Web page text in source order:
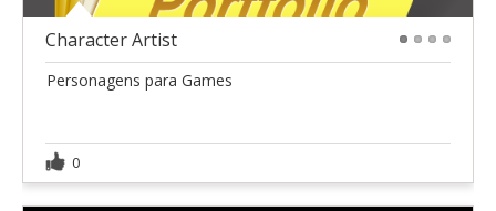
Character Artist
Personagens para Games
0